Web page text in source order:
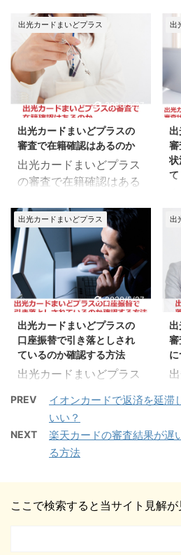
用限度額がオーバーした
らどうなるのか、オーバ
ーした支払い分について
まとめてみました。 出光
カードまいどプラスの利
用限度額がオーバーした
らどうなるのか ここでの
ポイント 利用限度額がオ
ーバーすると出光カ ...
注意すべきポイントにつ
いて、ご紹介していきま
す。 クレジットカードの
利用がなかったり、カー
ドの枚数を整理したい場
合などで、解約手続きの
検討をしている方もいる
のではないでしょうか。
この記事では、出光カー
ドまいどプラスを解約す
る手続き方法、解約する
めみてみました。 出光カ
ードまいどプラスを解約
する手続き方法について
ここでのポイント 解約手
続きは電話連絡をする ウ
ェブステーション(オン
ライン)では解約手続き
ができない 出光カードま
いどプラスを ...
出光カードまいどプラス
2020/5/27
出光カードまいどプラスの
審査で在籍確認はあるのか
出光カードまいどプラス
の審査で在籍確認はある
ていきます。 カードに申
込み後、審査で在籍確認
がある場合は、会社の人
に怪しまれたくない方も
いるかと思います。 この
記事では、出光カードま
いどプラス審査での在籍
確認、会社に在籍確認が
きた場合のポイントにつ
いてまとめてみました。
出光カードまいどプラス
の審査で在籍確認はある
のか ここでのポイント
出光カードから在籍確認
の電話がくる場合がある
いるのかを確認すること
出
審
状
て
出光カードまいどプラス
2020/5/27
出光カードまいどプラスの
口座振替で引き落としされ
ているのか確認する方法
出光カードまいどプラス
されているのかを確認す
る方法について、ご紹介
していきます。 引き落と
し日までに口座入金すれ
どがあり当日入金してし
出
審
PREV
イオンカードで返済を延滞
いい？
NEXT
楽天カードの審査結果が遅
る方法
ここで検索すると当サイト見解